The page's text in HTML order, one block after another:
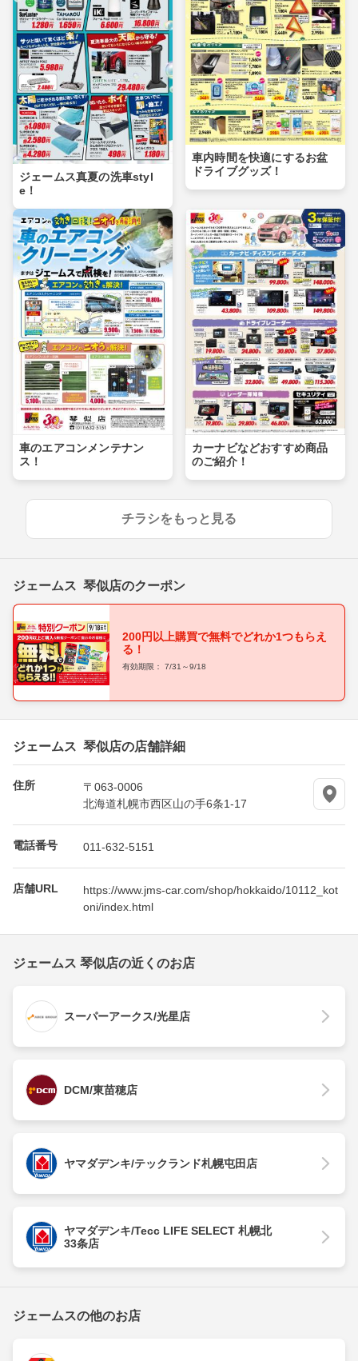
ジェームス真夏の洗車styl
e！
車内時間を快適にするお盆
ドライブグッズ！
車のエアコンメンテナン
ス！
カーナビなどおすすめ商品
のご紹介！
チラシをもっと見る
ジェームス 琴似店のクーポン
200円以上購買で無料でどれか1つもらえ
る！
有効期限： 7/31～9/18
ジェームス 琴似店の店舗詳細
住所
〒063-0006
北海道札幌市西区山の手6条1-17
電話番号 011-632-5151
店舗URL
https://www.jms-car.com/shop/hokkaido/10112_kot
oni/index.html
ジェームス 琴似店の近くのお店
スーパーアークス/光星店
DCM/東苗穂店
ヤマダデンキ/テックランド札幌屯田店
ヤマダデンキ/Tecc LIFE SELECT 札幌北
33条店
ジェームスの他のお店